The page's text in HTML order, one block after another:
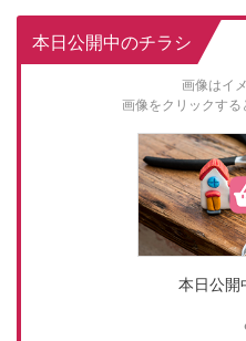
本日公開中のチラシ
画像はイ
画像をクリックする
本日公開